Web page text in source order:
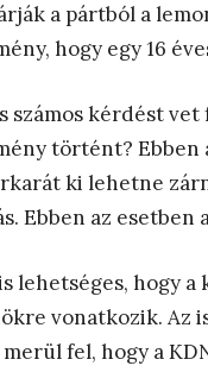
a pártból a
hogy egy 16
számos kérdést vet
történt?
ki lehetne
Ebben az esetben
lehetséges, hogy
vonatkozik. Az
merül fel, hogy a